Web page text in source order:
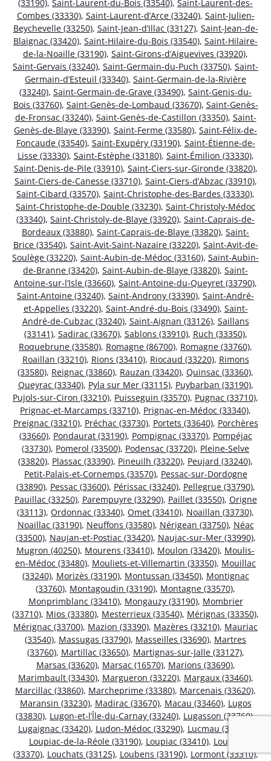
(33190), Saint-Laurent-du-Bois (33540), Saint-Laurent-des-
Combes (33330), Saint-Laurent-d’Arce (33240), Saint-Julien-
Beychevelle (33250), Saint-Jean-d’Illac (33127), Saint-Jean-de-
Blaignac (33420), Saint-Hilaire-du-Bois (33540), Saint-Hilaire-
de-la-Noaille (33190), Saint-Girons-d’Aiguevives (33920),
Saint-Gervais (33240), Saint-Germain-du-Puch (33750), Saint-
Germain-d’Esteuil (33340), Saint-Germain-de-la-Rivière
(33240), Saint-Germain-de-Grave (33490), Saint-Genis-du-
Bois (33760), Saint-Genès-de-Lombaud (33670), Saint-Genès-
de-Fronsac (33240), Saint-Genès-de-Castillon (33350), Saint-
Genès-de-Blaye (33390), Saint-Ferme (33580), Saint-Félix-de-
Foncaude (33540), Saint-Exupéry (33190), Saint-Étienne-de-
Lisse (33330), Saint-Estèphe (33180), Saint-Émilion (33330),
Saint-Denis-de-Pile (33910), Saint-Ciers-sur-Gironde (33820),
Saint-Ciers-de-Canesse (33710), Saint-Ciers-d’Abzac (33910),
Saint-Cibard (33570), Saint-Christophe-des-Bardes (33330),
Saint-Christophe-de-Double (33230), Saint-Christoly-Médoc
(33340), Saint-Christoly-de-Blaye (33920), Saint-Caprais-de-
Bordeaux (33880), Saint-Caprais-de-Blaye (33820), Saint-
Brice (33540), Saint-Avit-Saint-Nazaire (33220), Saint-Avit-de-
Soulège (33220), Saint-Aubin-de-Médoc (33160), Saint-Aubin-
de-Branne (33420), Saint-Aubin-de-Blaye (33820), Saint-
Antoine-sur-l’Isle (33660), Saint-Antoine-du-Queyret (33790),
Saint-Antoine (33240), Saint-Androny (33390), Saint-André-
et-Appelles (33220), Saint-André-du-Bois (33490), Saint-
André-de-Cubzac (33240), Saint-Aignan (33126), Saillans
(33141), Sadirac (33670), Sablons (33910), Ruch (33350),
Roquebrune (33580), Romagne (86700), Romagne (33760),
Roaillan (33210), Rions (33410), Riocaud (33220), Rimons
(33580), Reignac (33860), Rauzan (33420), Quinsac (33360),
Queyrac (33340), Pyla sur Mer (33115), Puybarban (33190),
Pujols-sur-Ciron (33210), Puisseguin (33570), Pugnac (33710),
Prignac-et-Marcamps (33710), Prignac-en-Médoc (33340),
Preignac (33210), Préchac (33730), Portets (33640), Porchères
(33660), Pondaurat (33190), Pompignac (33370), Pompéjac
(33730), Pomerol (33500), Podensac (33720), Pleine-Selve
(33820), Plassac (33390), Pineuilh (33220), Peujard (33240),
Petit-Palais-et-Cornemps (33570), Pessac-sur-Dordogne
(33890), Pessac (33600), Périssac (33240), Pellegrue (33790),
Pauillac (33250), Parempuyre (33290), Paillet (33550), Origne
(33113), Ordonnac (33340), Omet (33410), Noaillan (33730),
Noaillac (33190), Neuffons (33580), Nérigean (33750), Néac
(33500), Naujan-et-Postiac (33420), Naujac-sur-Mer (33990),
Mugron (40250), Mourens (33410), Moulon (33420), Moulis-
en-Médoc (33480), Mouliets-et-Villemartin (33350), Mouillac
(33240), Morizès (33190), Montussan (33450), Montignac
(33760), Montagoudin (33190), Montagne (33570),
Monprimblanc (33410), Mongauzy (33190), Mombrier
(33710), Mios (33380), Mesterrieux (33540), Mérignas (33350),
Mérignac (33700), Mazion (33390), Mazères (33210), Mauriac
(33540), Massugas (33790), Masseilles (33690), Martres
(33760), Martillac (33650), Martignas-sur-Jalle (33127),
Marsas (33620), Marsac (16570), Marions (33690),
Marimbault (33430), Margueron (33220), Margaux (33460),
Marcillac (33860), Marcheprime (33380), Marcenais (33620),
Maransin (33230), Madirac (33670), Macau (33460), Lugos
(33830), Lugon-et-l’Île-du-Carnay (33240), Lugasson (33760),
Lugaignac (33420), Ludon-Médoc (33290), Lucmau (33840)
Loupiac-de-la-Réole (33190), Loupiac (33410), Loupes
(33370), Louchats (33125), Loubens (33190), Lormont (33310),